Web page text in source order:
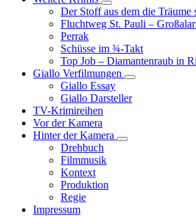
Unternavigation
von
Weitere
Der Stoff aus dem die Träume
Fluchtweg St. Pauli –
Perrak
Schüsse im ¾-Takt
Top Job – Diamantenraub in
Giallo Verfilmungen
Unternavigation
Giallo
Giallo Essay
Giallo Darsteller
TV-Krimireihen
Vor der Kamera
Hinter der Kamera
Unternavigation
Drehbuch
Filmmusik
Kontext
Produktion
Regie
Impressum